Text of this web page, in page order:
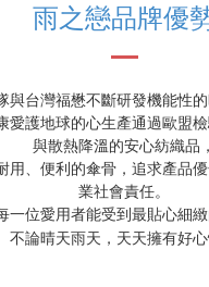
雨之戀品牌優
與台灣福懋不斷研發機能性
愛護地球的心生產通過歐盟
與散熱降溫的安心紡織品，
用、便利的傘骨，追求產品
業社會責任。
一位愛用者能受到最貼心細緻
不論晴天雨天，天天擁有好心